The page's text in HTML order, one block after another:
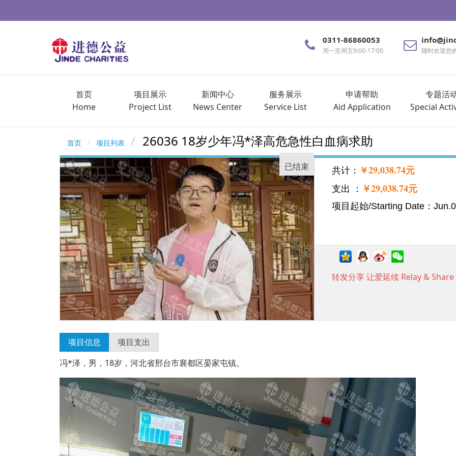
0311-86860053
周一至周五9:00-17:00 随时欢迎您
首页
Home
项目展示
Project List
新闻中心
News Center
服务展示
Service List
申请帮助
Aid Application
专题活
Special
首页 项目列表 26036 18岁少年冯*泽高危急性白血病求助
已结束 共计： ￥29,038.74元
支出 ： ￥29,038.74元
项目起始/Starting Date：
转发分享 让爱延续 Relay &
项目信息
项目支出
冯*泽，男，18岁，河北省邢台市襄都区晏家屯镇。